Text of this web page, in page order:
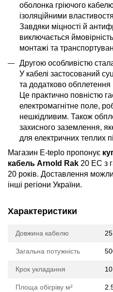
оболонка гріючого
ізоляційними
Завдяки міцності й
виключається
монтажі та
Другою особливістю
У кабелі застосований
та додатково
Це практично повністю
електромагнітне поле,
нешкідливим. Також
захисного заземлення,
для електричних теплих
Магазин E-teplo пропонує
кабель Arnold Rak 20 EC з
20 років. Доставлення
інші регіони України.
Характеристики
Довжина кабелю
Загальна потужність
Крок укладання
Площа обігріву м²